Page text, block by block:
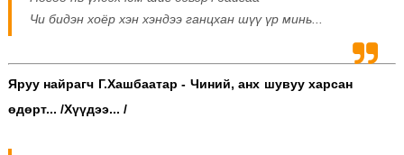
Чи бидэн хоёр хэн хэндээ ганцхан шүү үр минь...
Яруу найрагч Г.Хашбаатар - Чиний, анх шувуу харсан
өдөрт... /Хүүдээ... /